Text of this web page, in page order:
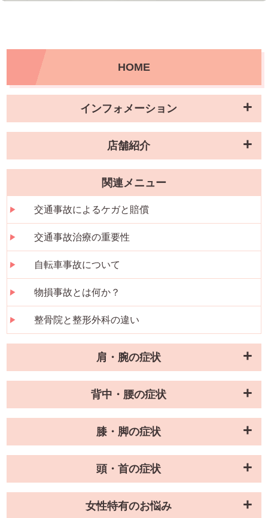
HOME
インフォメーション
店舗紹介
関連メニュー
交通事故によるケガと賠償
交通事故治療の重要性
自転車事故について
物損事故とは何か？
整骨院と整形外科の違い
肩・腕の症状
背中・腰の症状
膝・脚の症状
頭・首の症状
女性特有のお悩み